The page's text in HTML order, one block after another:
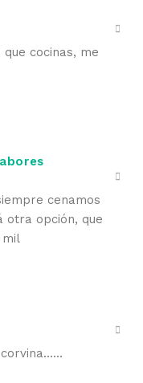
cocinas, me
cenamos
otra opción, que
mil